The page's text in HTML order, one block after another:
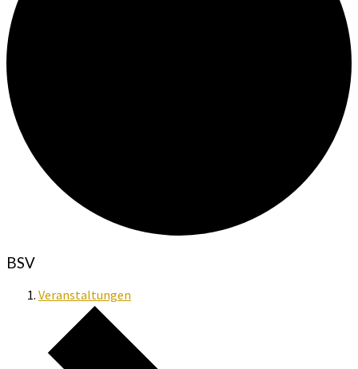
BSV
Veranstaltungen